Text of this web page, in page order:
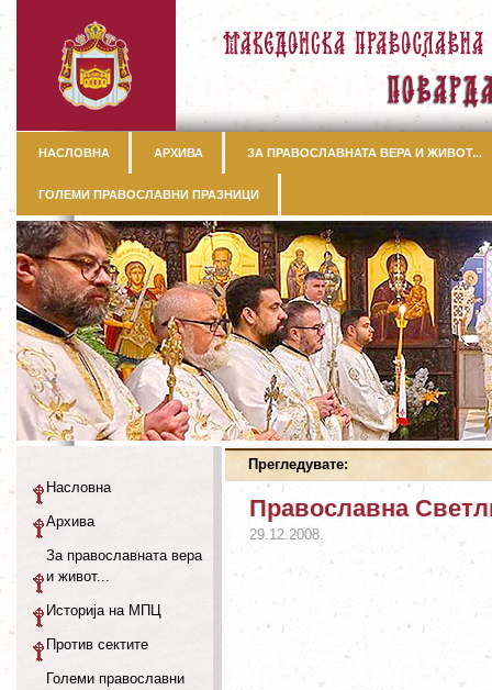
НАСЛОВНА АРХИВА ЗА ПРАВОСЛАВНАТА ВЕРА И ЖИВОТ...
ГОЛЕМИ ПРАВОСЛАВНИ ПРАЗНИЦИ
Прегледувате:
Православна
29.12.2008.
Насловна
Архива
За православната вера
и живот...
Историја на МПЦ
Против сектите
Големи православни